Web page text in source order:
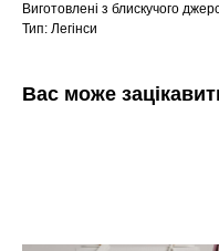
Виготовлені з блискучого
Тип: Легінси
Вас може